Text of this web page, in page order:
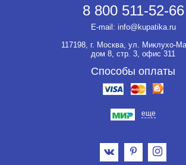
8 800 511-52-66
E-mail: info@kupatika.ru
117198, г. Москва, ул. Миклухо-
дом 8, стр. 3, офис 311
Способы оплаты
еще